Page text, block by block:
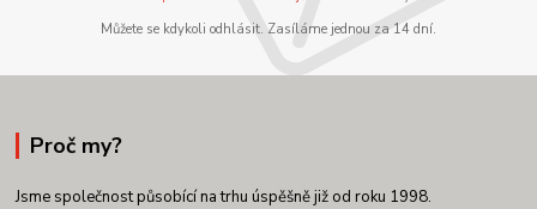
Můžete se kdykoli odhlásit. Zasíláme jednou za 14 dní.
Proč my?
Jsme společnost působící na trhu úspěšně již od roku 1998.